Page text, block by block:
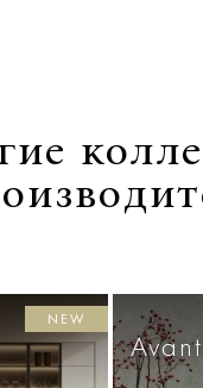
NEW